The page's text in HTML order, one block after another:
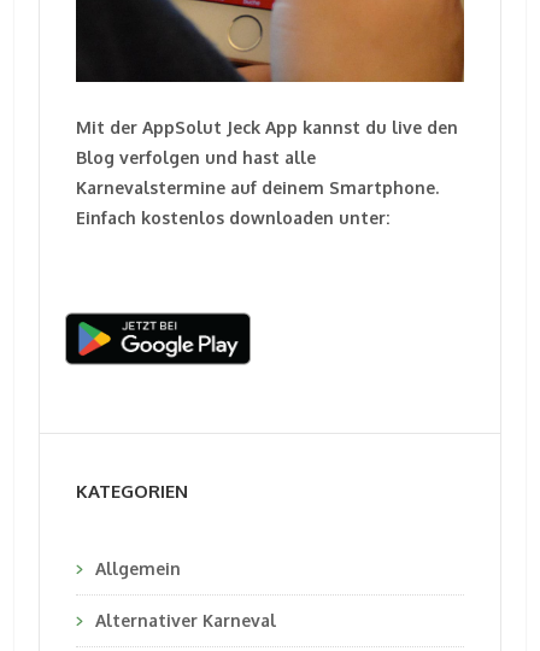
Mit der AppSolut Jeck App kannst du live den
Blog verfolgen und hast alle
Karnevalstermine auf deinem Smartphone.
Einfach kostenlos downloaden unter:
KATEGORIEN
Allgemein
Alternativer Karneval